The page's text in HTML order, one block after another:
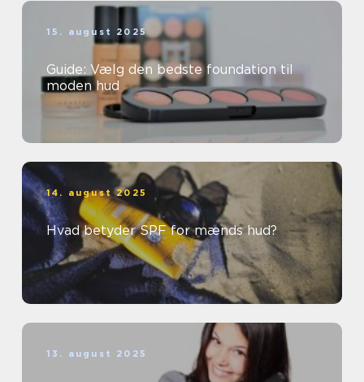
15. august 2025
Guide: Vælg den bedste foundation til
moden hud
14. august 2025
Hvad betyder SPF for mænds hud?
13. august 2025